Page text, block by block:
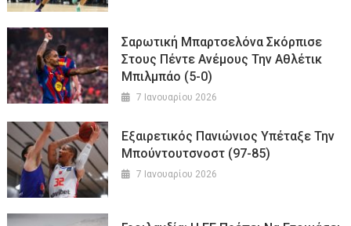
Σαρωτική Μπαρτσελόνα Σκόρπισε
Στους Πέντε Ανέμους Την Αθλέτικ
Μπιλμπάο (5-0)
7 Ιανουαρίου 2026
Εξαιρετικός Πανιώνιος Υπέταξε Την
Μπούντουτσνοστ (97-85)
7 Ιανουαρίου 2026